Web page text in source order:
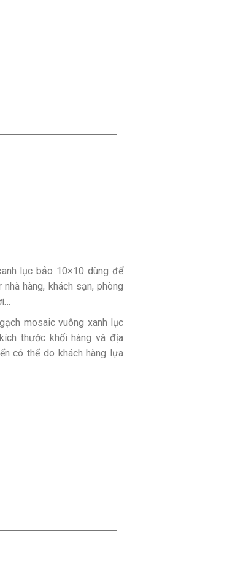
lục bảo 10×10 dùng để
hàng, khách sạn, phòng
mosaic vuông xanh lục
thước khối hàng và địa
có thể do khách hàng lựa